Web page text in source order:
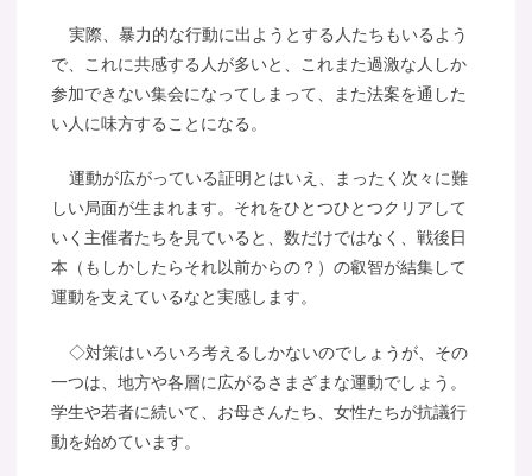
実際、暴力的な行動に出ようとする人たちもいるよう
で、これに共感する人が多いと、これまた過激な人しか
参加できない集会になってしまって、また法案を通した
い人に味方することになる。
運動が広がっている証明とはいえ、まったく次々に難
しい局面が生まれます。それをひとつひとつクリアして
いく主催者たちを見ていると、数だけではなく、戦後日
本（もしかしたらそれ以前からの？）の叡智が結集して
運動を支えているなと実感します。
◇対策はいろいろ考えるしかないのでしょうが、その
一つは、地方や各層に広がるさまざまな運動でしょう。
学生や若者に続いて、お母さんたち、女性たちが抗議行
動を始めています。